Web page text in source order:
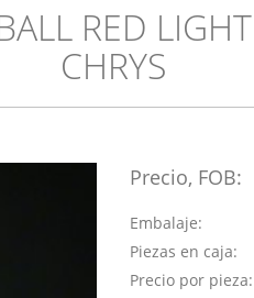
RED
CHRYS
Precio, FOB:
Embalaje:
Piezas en caja:
Precio por pieza: